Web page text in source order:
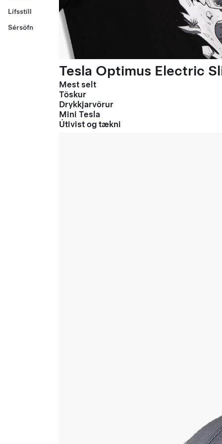
Lífsstíll
Sérsöfn
Tesla Optimus Electric
Mest selt
Töskur
Drykkjarvörur
Mini Tesla
Útivist og tækni